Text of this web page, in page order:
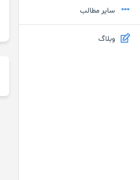
سایر مطالب
وبلاگ